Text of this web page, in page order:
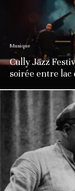
Musique
Cully Jazz
soirée entre lac